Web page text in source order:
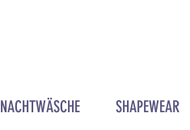
NACHTWÄSCHE SHAPEWEAR